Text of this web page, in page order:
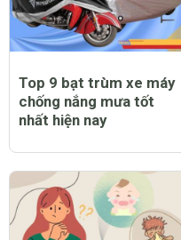
Top 9 bạt trùm xe máy
chống nắng mưa tốt
nhất hiện nay